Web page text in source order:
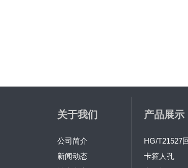
关于我们
公司简介
新闻动态
产品展示
卡箍人孔